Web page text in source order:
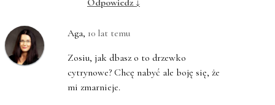
Odpowiedz ↓
Aga, 10 lat temu
Zosiu, jak dbasz o to drzewko
cytrynowe? Chcę nabyć ale boję się, że
mi zmarnieje.